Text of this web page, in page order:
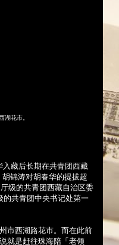
湖花市。
藏后长期在共青团西藏
锦涛对胡春华的提拔超
级的共青团西藏自治区委
的共青团中央书记处第一
市西湖路花市。而在此前
就是赶往珠海陪「老领